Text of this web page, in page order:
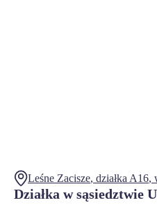
Leśne Zacisze, działka A16,
Działka w sąsiedztwie